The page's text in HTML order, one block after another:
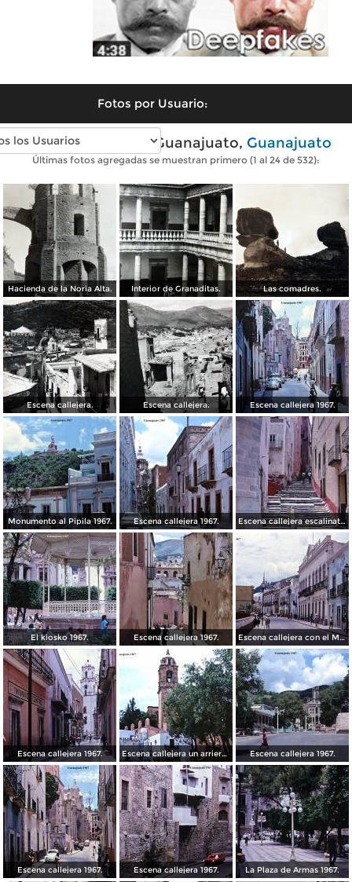
Fotos por Usuario:
Fotos antiguas de Guanajuato, Guanajuato
Últimas fotos agregadas se muestran primero (1 al 24 de 532):
Hacienda de la Noria Alta. Interior de Granaditas. Las comadres.
Escena callejera. Escena callejera. Escena callejera 1967.
Monumento al Pipila 1967. Escena callejera 1967. Escena callejera escalinata 1967.
El kiosko 1967. Escena callejera 1967. Escena callejera con el Mto al Pipila al fondo 1967.
Escena callejera 1967. Escena callejera un arriero 1967. Escena callejera 1967.
Escena callejera 1967. Escena callejera 1967. La Plaza de Armas 1967.